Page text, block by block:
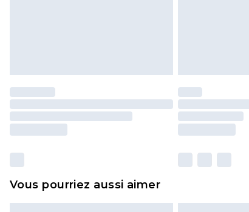
Vous pourriez aussi aimer